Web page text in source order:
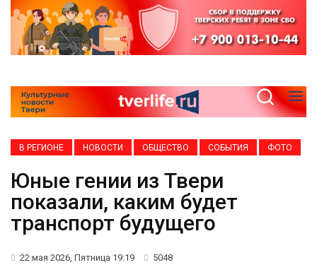
В РЕГИОНЕ НОВОСТИ ОБЩЕСТВО СОБЫТИЯ ФОТО
Юные гении из Твери
показали, каким будет
транспорт будущего
22 мая 2026, Пятница 19:19 5048